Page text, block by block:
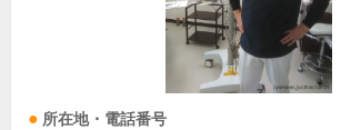
所在地・電話番号